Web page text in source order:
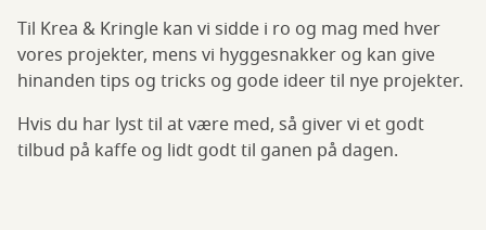
Til Krea & Kringle kan vi sidde i ro og mag med hver
vores projekter, mens vi hyggesnakker og kan give
hinanden tips og tricks og gode ideer til nye projekter.
Hvis du har lyst til at være med, så giver vi et godt
tilbud på kaffe og lidt godt til ganen på dagen.